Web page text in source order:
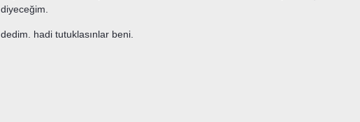
diyeceğim.
dedim. hadi tutuklasınlar beni.